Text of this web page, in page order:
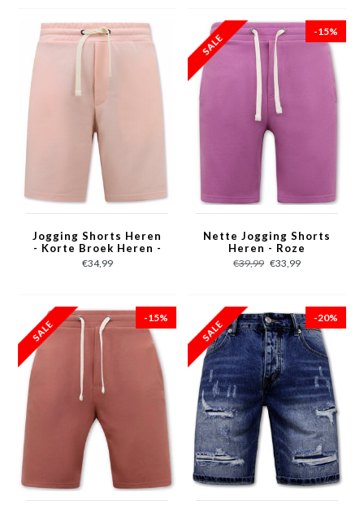
Jogging Shorts Heren
- Korte Broek Heren -
Roze
€34,99
-15%
Nette Jogging Shorts
Heren - Roze
€39,99 €33,99
-15% -20%